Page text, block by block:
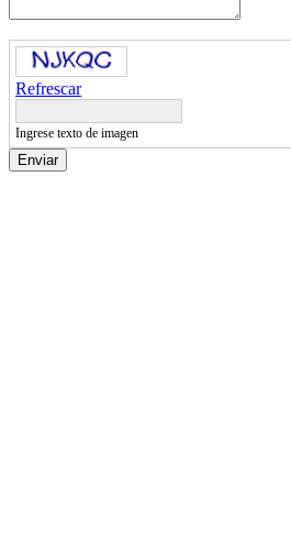
Refrescar
Ingrese texto de imagen